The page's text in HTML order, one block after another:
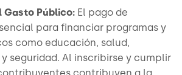
Público: El pago de
para financiar programas y
como educación, salud,
seguridad. Al inscribirse y cumplir